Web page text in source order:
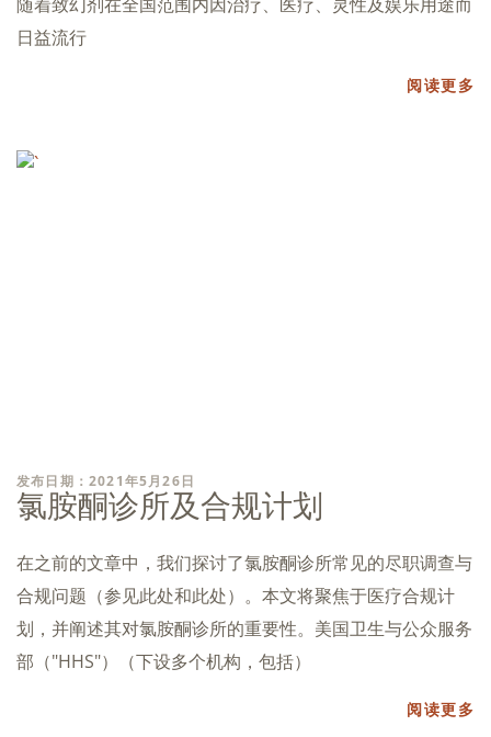
日益流行
阅读更多
发布日期：2021年5月26日
氯胺酮诊所及合规计划
在之前的文章中，我们探讨了氯胺酮诊所常见的尽职调查与
合规问题（参见此处和此处）。本文将聚焦于医疗合规计
划，并阐述其对氯胺酮诊所的重要性。美国卫生与公众服务
部（"HHS"）（下设多个机构，包括）
阅读更多